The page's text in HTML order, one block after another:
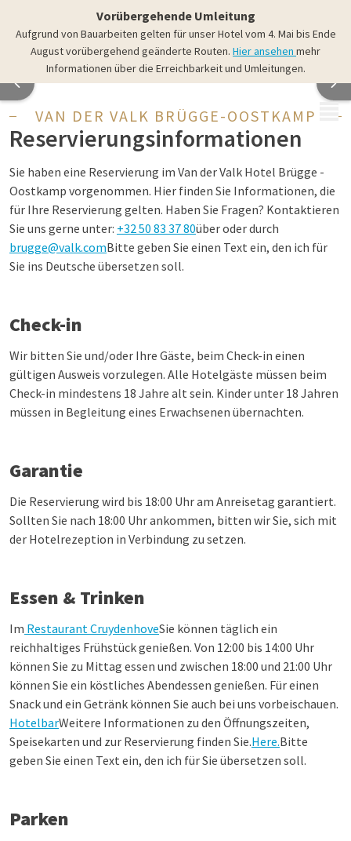
Vorübergehende Umleitung
Aufgrund von Bauarbeiten gelten für unser Hotel vom 4. Mai bis Ende
August vorübergehend geänderte Routen. Hier ansehen mehr
Informationen über die Erreichbarkeit und Umleitungen.
VAN DER VALK BRÜGGE-OOSTKAMP
Reservierungsinformationen
Sie haben eine Reservierung im Van der Valk Hotel Brügge -
Oostkamp vorgenommen. Hier finden Sie Informationen, die
für Ihre Reservierung gelten. Haben Sie Fragen? Kontaktieren
Sie uns gerne unter: +32 50 83 37 80über oder durch
brugge@valk.comBitte geben Sie einen Text ein, den ich für
Sie ins Deutsche übersetzen soll.
Check-in
Wir bitten Sie und/oder Ihre Gäste, beim Check-in einen
gültigen Ausweis vorzulegen. Alle Hotelgäste müssen beim
Check-in mindestens 18 Jahre alt sein. Kinder unter 18 Jahren
müssen in Begleitung eines Erwachsenen übernachten.
Garantie
Die Reservierung wird bis 18:00 Uhr am Anreisetag garantiert.
Sollten Sie nach 18:00 Uhr ankommen, bitten wir Sie, sich mit
der Hotelrezeption in Verbindung zu setzen.
Essen & Trinken
Im Restaurant CruydenhoveSie können täglich ein
reichhaltiges Frühstück genießen. Von 12:00 bis 14:00 Uhr
können Sie zu Mittag essen und zwischen 18:00 und 21:00 Uhr
können Sie ein köstliches Abendessen genießen. Für einen
Snack und ein Getränk können Sie auch bei uns vorbeischauen.
HotelbarWeitere Informationen zu den Öffnungszeiten,
Speisekarten und zur Reservierung finden Sie.Here.Bitte
geben Sie einen Text ein, den ich für Sie übersetzen soll.
Parken